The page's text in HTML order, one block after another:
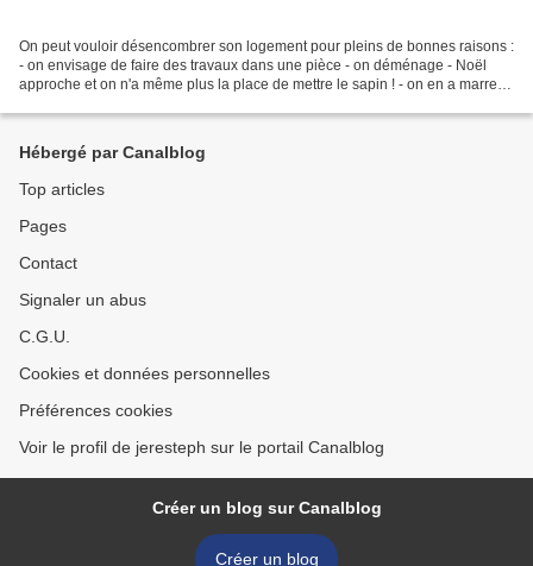
On peut vouloir désencombrer son logement pour pleins de bonnes raisons :
- on envisage de faire des travaux dans une pièce - on déménage - Noël
approche et on n'a même plus la place de mettre le sapin ! - on en a marre
Hébergé par Canalblog
Top articles
Pages
Contact
Signaler un abus
C.G.U.
Cookies et données personnelles
Préférences cookies
Voir le profil de jeresteph sur le portail Canalblog
Créer un blog sur Canalblog
Créer un blog